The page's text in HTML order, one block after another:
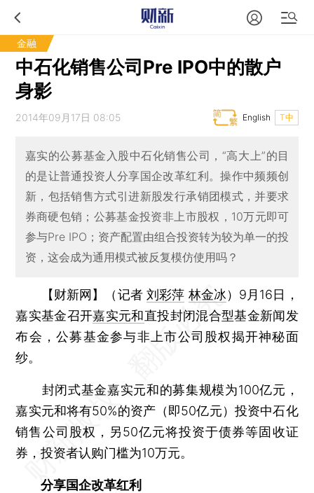
金融
中石化销售公司Pre IPO中的散户
身影
2014年09月17日 08:05 T中
English
嘉实的公募基金入股中石化销售公司，“高大上”的目
的是让普通投资人分享国企改革红利。操作中频频创
新，包括销售方式引进新股发行承销团模式，并要求
券商硬包销；公募基金投资非上市股权，10万元即可
参与Pre IPO；资产配置由组合投资转为较为单一的投
资，这会成为通用模式被反复模仿使用吗？
【财新网】（记者 刘彩萍 林金冰） 9月16日，
嘉实基金召开嘉实元和直投封闭混合型基金新闻发
布会，公募基金参与非上市公司股权揭开神秘面
纱。
封闭式基金嘉实元和的募集规模为100亿元，
嘉实元和将有50%的资产（即50亿元）投资中石化
销售公司股权，另50亿元将投资于债券等固收证
券，投资者认购门槛为10万元。
分享国企改革红利